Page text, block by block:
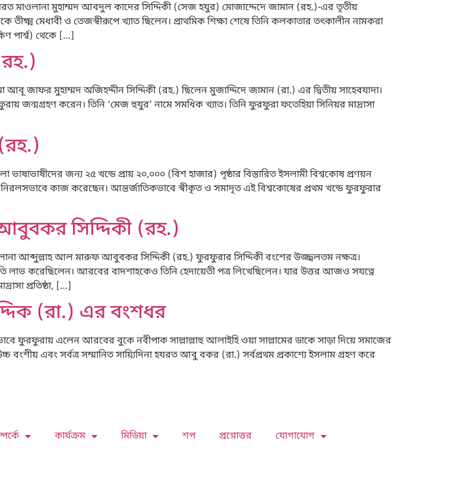
মাওলানা মুহাম্মদ আবদুল কাদের সিদ্দিকী (সেজ হযুর) মোজাদ্দেদে জামান (রহ.)-এর তৃতীয়
তীক্ষ্ম মেধাবী ও তেজস্বীরূপে খ্যাত ছিলেন। প্রাথমিক শিক্ষা শেষে তিনি কলকাতার তৎকালীন নামকরা
পার্শ্ব) থেকে […]
জাফর মুহাম্মদ অজিহদ্দীন সিদ্দিকী (রহ.) ছিলেন মুজাদ্দিদে জামান (রা.) এর দ্বিতীয় সাহেবযাদা।
জন্মগ্রহণ করেন। তিনি ‘মেজ হুযুর’ নামে সমধিক খ্যাত। তিনি ফুরফুরা ফতেহিয়া সিনিয়র মাদ্রাসা
জন্য ২৫ খন্ডে প্রায় ২০,০০০ (বিশ হাজার) পৃষ্ঠার বিস্তারিত ইসলামী বিশ্বকোষ প্রণয়ন
কাজ করেছেন। আন্তর্জাতিকভাবে স্বীকৃত ও সমাদৃত এই বিশ্বকোষের প্রথম খন্ডে ফুরফুরার
সিদ্দিকী (রহ.)
আব্দুল্লাহ আল মারুফ আবুবকর সিদ্দিকী (রহ.) ফুরফুরার সিদ্দিকী বংশের উজ্জ্বলতম নক্ষত্র।
লাভ করেছিলেন। আরবের বাদশাহকেও তিনি হেদায়েতী পত্র লিখেছিলেন। যার উত্তর আজও সযত্নে
প্রতিষ্ঠা, […]
(রা.) এর বংশধর
ফুরফুরায় এলেন আরবের বুকে নবীপাক সাল্লাল্লাহু আলাইহি ওয়া সাল্লামের ডাকে সাড়া দিয়ে সমাজের
এবং সর্বত্র সম্মানিত সায়্যিদিনা হযরত আবু বকর (রা.) সর্বপ্রথম প্রকাশ্যে ইসলাম গ্রহণ করে
কার্যক্রম মিডিয়া শপ প্রশ্নোত্তর যোগাযোগ